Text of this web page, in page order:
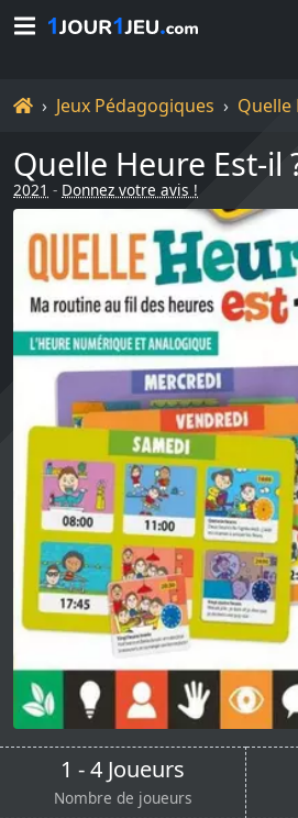
Accueil
Jeux Pédagogiques Quelle
Quelle Heure Est-il
2021 - Donnez votre avis !
1 - 4 Joueurs
Nombre de joueurs